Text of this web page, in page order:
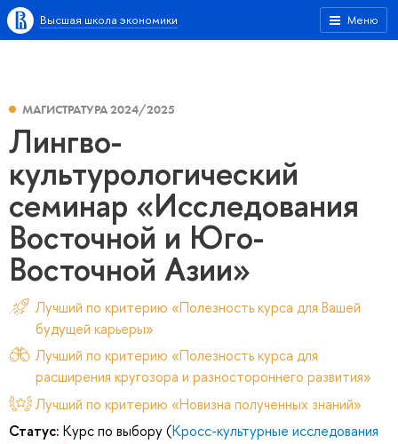
Меню
Высшая школа экономики
МАГИСТРАТУРА 2024/2025
Лингво-
культурологический
семинар «Исследования
Восточной и Юго-
Восточной Азии»
Лучший по критерию «Полезность курса для Вашей
будущей карьеры»
Лучший по критерию «Полезность курса для
расширения кругозора и разностороннего развития»
Лучший по критерию «Новизна полученных знаний»
Статус: Курс по выбору (Кросс-культурные исследования